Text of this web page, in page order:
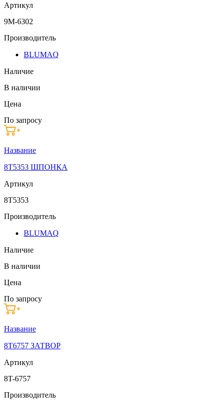
Артикул
9M-6302
Производитель
BLUMAQ
Наличие
В наличии
Цена
По запросу
Название
8T5353 ШПОНКА
Артикул
8T5353
Производитель
BLUMAQ
Наличие
В наличии
Цена
По запросу
Название
8T6757 ЗАТВОР
Артикул
8T-6757
Производитель